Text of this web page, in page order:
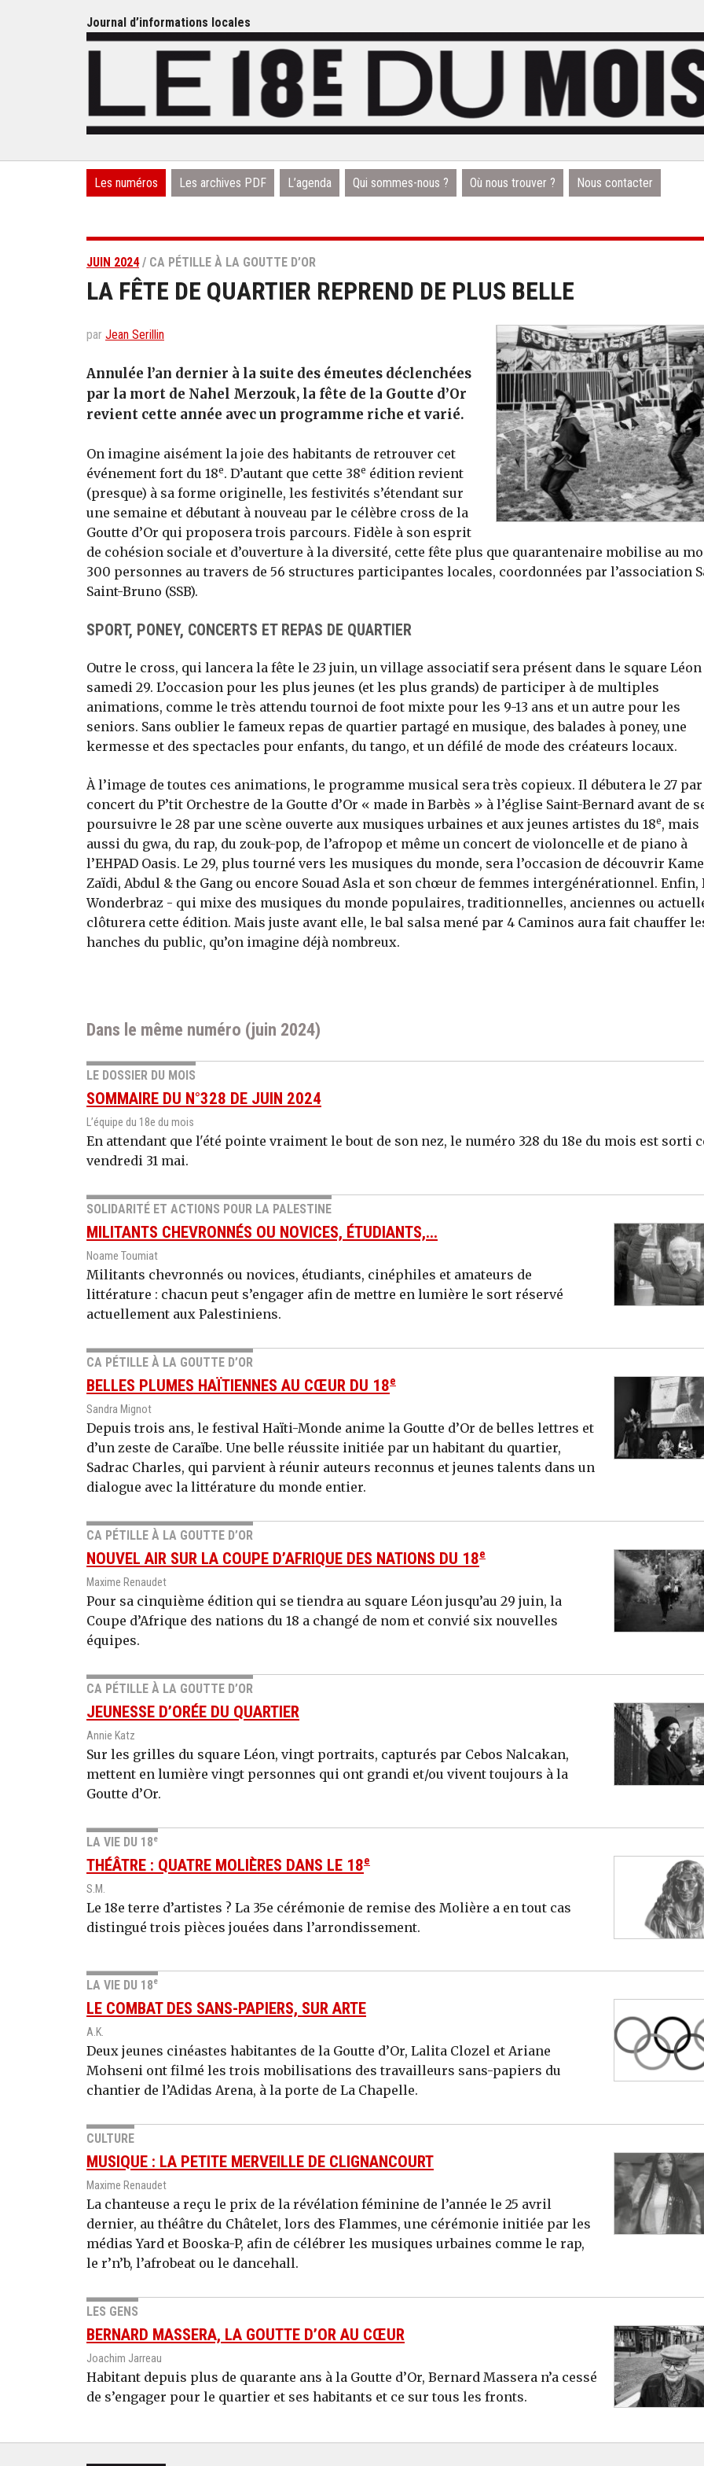
Journal d’informations locales
Les numéros Les archives PDF L’agenda Qui sommes-nous ? Où nous trouver ? Nous contacter
JUIN 2024/ CA PÉTILLE À LA GOUTTE D’OR
LA FÊTE DE QUARTIER REPREND DE PLUS BELLE
par Jean Serillin
Annulée l’an dernier à la suite des émeutes déclenchées
par la mort de Nahel Merzouk, la fête de la Goutte d’Or
revient cette année avec un programme riche et varié.
On imagine aisément la joie des habitants de retrouver cet
événement fort du 18e. D’autant que cette 38e édition revient
(presque) à sa forme originelle, les festivités s’étendant sur
une semaine et débutant à nouveau par le célèbre cross de la
Goutte d’Or qui proposera trois parcours. Fidèle à son esprit
de cohésion sociale et d’ouverture à la diversité, cette fête plus que quarantenaire mobilise au
300 personnes au travers de 56 structures participantes locales, coordonnées par l’association
Saint-Bruno (SSB).
SPORT, PONEY, CONCERTS ET REPAS DE QUARTIER
Outre le cross, qui lancera la fête le 23 juin, un village associatif sera présent dans le square
samedi 29. L’occasion pour les plus jeunes (et les plus grands) de participer à de multiples
animations, comme le très attendu tournoi de foot mixte pour les 9-13 ans et un autre pour les
seniors. Sans oublier le fameux repas de quartier partagé en musique, des balades à poney, une
kermesse et des spectacles pour enfants, du tango, et un défilé de mode des créateurs locaux.
À l’image de toutes ces animations, le programme musical sera très copieux. Il débutera le 27
concert du P’tit Orchestre de la Goutte d’Or « made in Barbès » à l’église Saint-Bernard avant de
poursuivre le 28 par une scène ouverte aux musiques urbaines et aux jeunes artistes du 18e, mais
aussi du gwa, du rap, du zouk-pop, de l’afropop et même un concert de violoncelle et de piano à
l’EHPAD Oasis. Le 29, plus tourné vers les musiques du monde, sera l’occasion de découvrir
Zaïdi, Abdul & the Gang ou encore Souad Asla et son chœur de femmes intergénérationnel. Enfin,
Wonderbraz - qui mixe des musiques du monde populaires, traditionnelles, anciennes ou
clôturera cette édition. Mais juste avant elle, le bal salsa mené par 4 Caminos aura fait chauffer
hanches du public, qu’on imagine déjà nombreux.
Dans le même numéro (juin 2024)
LE DOSSIER DU MOIS
SOMMAIRE DU N°328 DE JUIN 2024
L’équipe du 18e du mois
En attendant que l'été pointe vraiment le bout de son nez, le numéro 328 du 18e du mois est sorti
vendredi 31 mai.
SOLIDARITÉ ET ACTIONS POUR LA PALESTINE
MILITANTS CHEVRONNÉS OU NOVICES, ÉTUDIANTS,...
Noame Toumiat
Militants chevronnés ou novices, étudiants, cinéphiles et amateurs de
littérature : chacun peut s’engager afin de mettre en lumière le sort réservé
actuellement aux Palestiniens.
CA PÉTILLE À LA GOUTTE D’OR
BELLES PLUMES HAÏTIENNES AU CŒUR DU 18e
Sandra Mignot
Depuis trois ans, le festival Haïti-Monde anime la Goutte d’Or de belles lettres et
d’un zeste de Caraïbe. Une belle réussite initiée par un habitant du quartier,
Sadrac Charles, qui parvient à réunir auteurs reconnus et jeunes talents dans un
dialogue avec la littérature du monde entier.
CA PÉTILLE À LA GOUTTE D’OR
NOUVEL AIR SUR LA COUPE D’AFRIQUE DES NATIONS DU 18e
Maxime Renaudet
Pour sa cinquième édition qui se tiendra au square Léon jusqu’au 29 juin, la
Coupe d’Afrique des nations du 18 a changé de nom et convié six nouvelles
équipes.
CA PÉTILLE À LA GOUTTE D’OR
JEUNESSE D’ORÉE DU QUARTIER
Annie Katz
Sur les grilles du square Léon, vingt portraits, capturés par Cebos Nalcakan,
mettent en lumière vingt personnes qui ont grandi et/ou vivent toujours à la
Goutte d’Or.
LA VIE DU 18e
THÉÂTRE : QUATRE MOLIÈRES DANS LE 18e
S.M.
Le 18e terre d’artistes ? La 35e cérémonie de remise des Molière a en tout cas
distingué trois pièces jouées dans l’arrondissement.
LA VIE DU 18e
LE COMBAT DES SANS-PAPIERS, SUR ARTE
A.K.
Deux jeunes cinéastes habitantes de la Goutte d’Or, Lalita Clozel et Ariane
Mohseni ont filmé les trois mobilisations des travailleurs sans-papiers du
chantier de l’Adidas Arena, à la porte de La Chapelle.
CULTURE
MUSIQUE : LA PETITE MERVEILLE DE CLIGNANCOURT
Maxime Renaudet
La chanteuse a reçu le prix de la révélation féminine de l’année le 25 avril
dernier, au théâtre du Châtelet, lors des Flammes, une cérémonie initiée par les
médias Yard et Booska-P, afin de célébrer les musiques urbaines comme le rap,
le r’n’b, l’afrobeat ou le dancehall.
LES GENS
BERNARD MASSERA, LA GOUTTE D’OR AU CŒUR
Joachim Jarreau
Habitant depuis plus de quarante ans à la Goutte d’Or, Bernard Massera n’a cessé
de s’engager pour le quartier et ses habitants et ce sur tous les fronts.